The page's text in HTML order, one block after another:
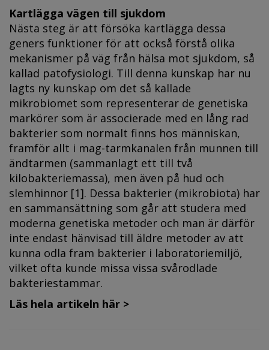
Kartlägga vägen till sjukdom
Nästa steg är att försöka kartlägga dessa
geners funktioner för att också förstå olika
mekanismer på väg från hälsa mot sjukdom, så
kallad patofysiologi. Till denna kunskap har nu
lagts ny kunskap om det så kallade
mikrobiomet som representerar de genetiska
markörer som är associerade med en lång rad
bakterier som normalt finns hos människan,
framför allt i mag-tarmkanalen från munnen till
ändtarmen (sammanlagt ett till två
kilobakteriemassa), men även på hud och
slemhinnor [1]. Dessa bakterier (mikrobiota) har
en sammansättning som går att studera med
moderna genetiska metoder och man är därför
inte endast hänvisad till äldre metoder av att
kunna odla fram bakterier i laboratoriemiljö,
vilket ofta kunde missa vissa svårodlade
bakteriestammar.
Läs hela artikeln här >